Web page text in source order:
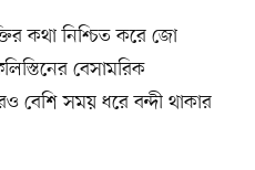
কথা নিশ্চিত করে জো
বেসামরিক
বেশি সময় ধরে বন্দী থাকার